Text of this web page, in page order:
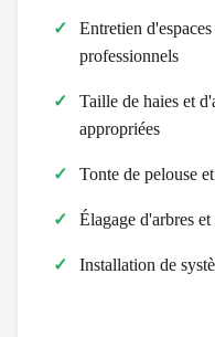
Entretien
professionnels
Taille de haies et
appropriées
Tonte de pelouse
Élagage d'arbres
Installation de